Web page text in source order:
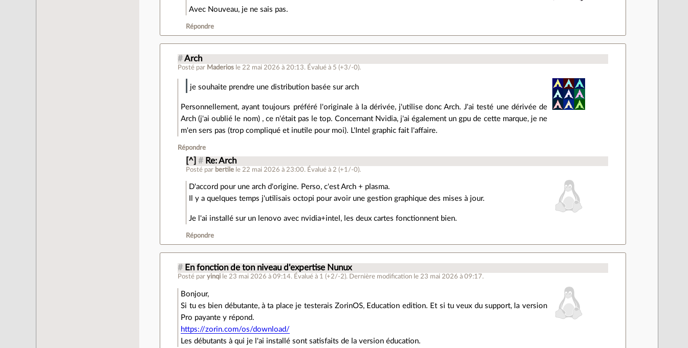
Avec Nouveau, je ne sais pas.
Répondre
# Arch
Posté par Maderios le 22 mai 2026 à 20:13. Évalué à 5 (+3/-0).
je souhaite prendre une distribution basée sur arch
Personnellement, ayant toujours préféré l'originale à la dérivée, j'utilise donc Arch. J'ai testé une dérivée de
Arch (j'ai oublié le nom) , ce n'était pas le top. Concernant Nvidia, j'ai également un gpu de cette marque, je ne
m'en sers pas (trop compliqué et inutile pour moi). L'Intel graphic fait l'affaire.
Répondre
[^] # Re: Arch
Posté par bertile le 22 mai 2026 à 23:00. Évalué à 2 (+1/-0).
D'accord pour une arch d'origine. Perso, c'est Arch + plasma.
Il y a quelques temps j'utilisais octopi pour avoir une gestion graphique des mises à jour.
Je l'ai installé sur un lenovo avec nvidia+intel, les deux cartes fonctionnent bien.
Répondre
# En fonction de ton niveau d'expertise Nunux
Posté paryinqi le 23 mai 2026 à 09:14. Évalué à 1 (+2/-2). Dernière modification le 23 mai 2026 à 09:17.
Bonjour,
Si tu es bien débutante, à ta place je testerais ZorinOS, Education edition. Et si tu veux du support, la version
Pro payante y répond.
https://zorin.com/os/download/
Les débutants à qui je l'ai installé sont satisfaits de la version éducation.